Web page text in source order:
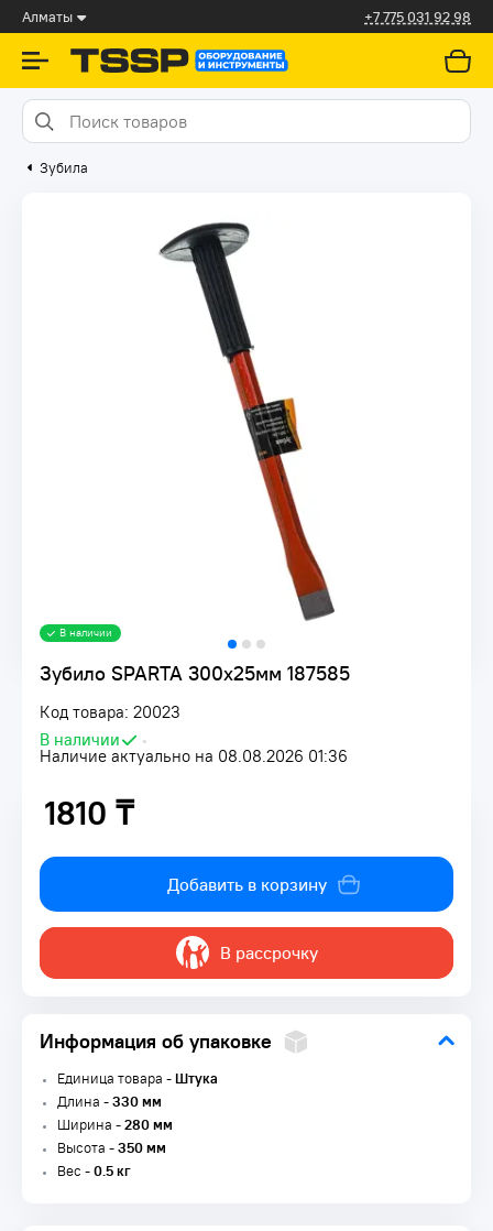
Алматы +7 775 031 92 98
Зубила
Зубило SPARTA 300х25мм 187585
Код товара: 20023
В наличии
•
Наличие актуально на 08.08.2026 01:36
В наличии
1810 ₸
1810 ₸
Добавить в корзину
В рассрочку
Информация об упаковке
Единица товара -Штука
Длина -330 мм
Ширина -280 мм
Высота -350 мм
Вес -0.5 кг